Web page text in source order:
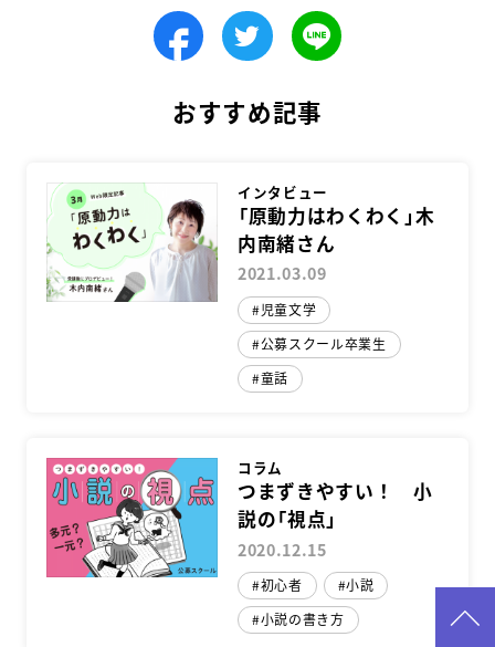
おすすめ記事
インタビュー
「原動力はわくわく」木
内南緒さん
2021.03.09
児童文学
公募スクール卒業生
童話
コラム
つまずきやすい！ 小
説の「視点」
2020.12.15
初心者
小説
小説の書き方